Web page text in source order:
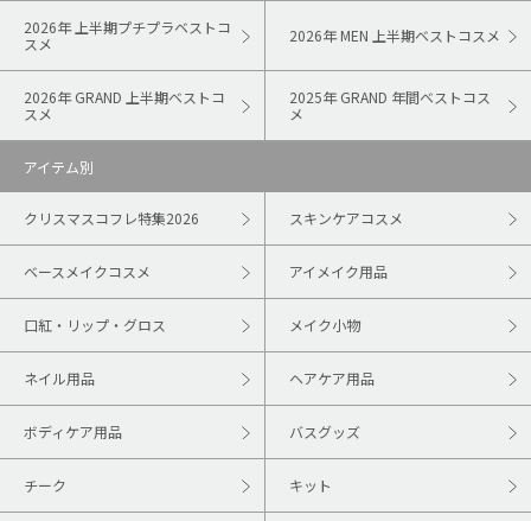
2026年 上半期プチプラベストコ
スメ
2026年 MEN 上半期ベストコスメ
2026年 GRAND 上半期ベストコ
スメ
2025年 GRAND 年間ベストコス
メ
アイテム別
クリスマスコフレ特集2026 スキンケアコスメ
ベースメイクコスメ アイメイク用品
口紅・リップ・グロス メイク小物
ネイル用品 ヘアケア用品
ボディケア用品 バスグッズ
チーク キット